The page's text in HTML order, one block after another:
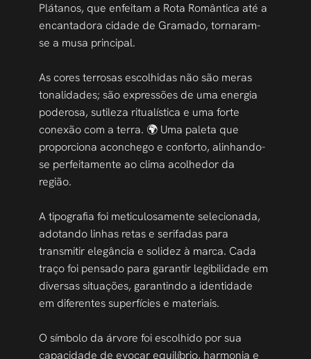
Plátanos, que enfeitam a Rota Romântica até a
encantadora cidade de Gramado, tornaram-
se a musa principal.
As cores terrosas escolhidas não são meras
tonalidades; são expressões de uma energia
poderosa, sutileza ritualística e uma forte
conexão com a terra. 🌍 Uma paleta que
proporciona aconchego e conforto, alinhando-
se perfeitamente ao clima acolhedor da
região.
A tipografia foi meticulosamente selecionada,
adotando linhas retas e serifadas para
transmitir elegância e solidez à marca. Cada
traço foi pensado para garantir legibilidade em
diversas situações, garantindo a identidade
em diferentes superfícies e materiais.
O símbolo da árvore foi escolhido por sua
capacidade de evocar equilíbrio, harmonia e